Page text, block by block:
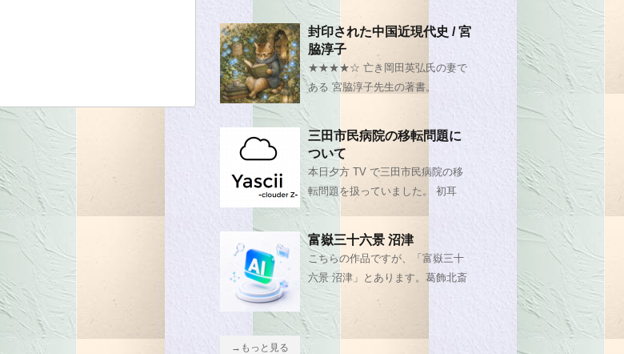
封印された中国近現代史 / 宮
脇淳子
★★★★☆ 亡き岡田英弘氏の妻で
ある 宮脇淳子先生の著書。
三田市民病院の移転問題に
ついて
本日夕方 TV で三田市民病院の移
転問題を扱っていました。 初耳
富嶽三十六景 沼津
こちらの作品ですが、「富嶽三十
六景 沼津」とあります。葛飾北斎
→もっと見る